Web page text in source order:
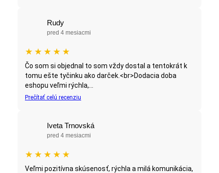
Rudy
pred 4 mesiacmi
★ ★ ★ ★ ★
Čo som si objednal to som vždy dostal a tentokrát k
tomu ešte tyčinku ako darček.<br>Dodacia doba
eshopu veľmi rýchla,...
Prečítať celú recenziu
Iveta Trnovská
pred 4 mesiacmi
★ ★ ★ ★ ★
Veľmi pozitívna skúsenosť, rýchla a milá komunikácia,